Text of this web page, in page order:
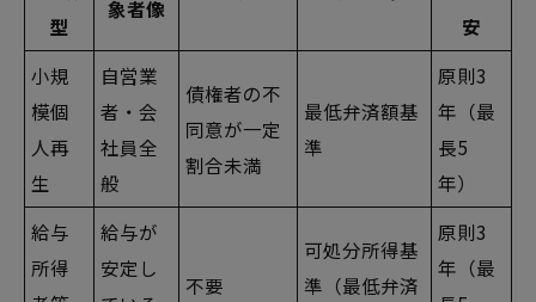
型
象者像
安
小規
模個
人再
生
自営業
者・会
社員全
般
債権者の不
同意が一定
割合未満
最低弁済額基
準
原則3
年（最
長5
年）
給与
所得
給与が
安定し
不要
可処分所得基
準（最低弁済
原則3
年（最